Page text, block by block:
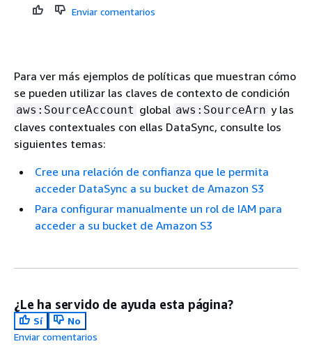
Enviar comentarios
Para ver más ejemplos de políticas que muestran cómo
se pueden utilizar las claves de contexto de condición
aws:SourceAccount global aws:SourceArn y las
claves contextuales con ellas DataSync, consulte los
siguientes temas:
Cree una relación de confianza que le permita
acceder DataSync a su bucket de Amazon S3
Para configurar manualmente un rol de IAM para
acceder a su bucket de Amazon S3
¿Le ha servido de ayuda esta página?
Sí
No
Enviar comentarios